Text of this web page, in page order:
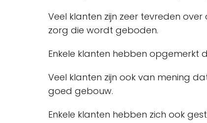
Veel klanten zijn zeer tevreden
zorg die wordt geboden.
Enkele klanten hebben opgemerkt
Veel klanten zijn ook van mening
goed gebouw.
Enkele klanten hebben zich ook